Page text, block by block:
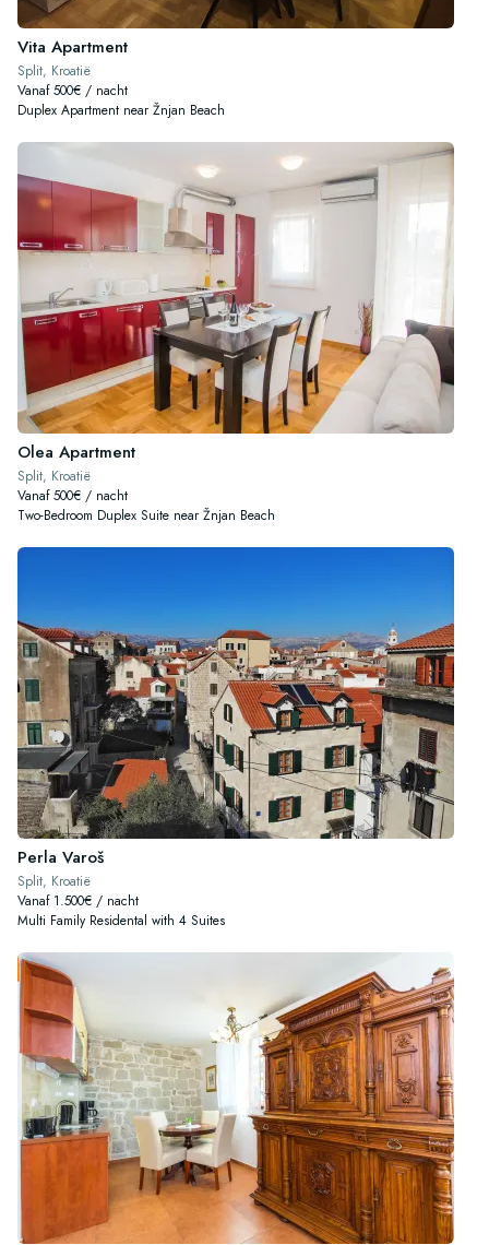
Vita Apartment
Split, Kroatië
Vanaf 500€ / nacht
Duplex Apartment near Žnjan Beach
Olea Apartment
Split, Kroatië
Vanaf 500€ / nacht
Two-Bedroom Duplex Suite near Žnjan Beach
Perla Varoš
Split, Kroatië
Vanaf 1.500€ / nacht
Multi Family Residental with 4 Suites